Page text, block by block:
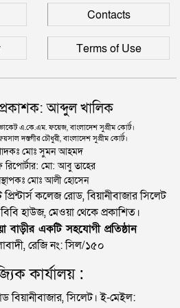
চাপায় বৃদ্ধ নিহত, সড়ক অবরোধ
Contacts
Terms of Use
আব্দুল খালিক
এ.কে.এম. ফয়েজ, বাংলাদেশ সুপ্রীম কোর্ট।
দস্তগীর চৌধুরী, বাংলাদেশ সুপ্রীম কোর্ট।
মোঃ সুমন আহমদ
রিপোর্টার: মো: আবু তাহের
মোঃ আলী হোসেন
কলেজ রোড, বিয়ানীবাজার সিলেট
হাউজ, মেওয়া থেকে প্রকাশিত।
বাড়ীর একটি সহযোগী প্রতিষ্ঠান
রেজি নং: সিল/১৫০
কার্যালয় :
বিয়ানীবাজার, সিলেট। ই-মেইল: